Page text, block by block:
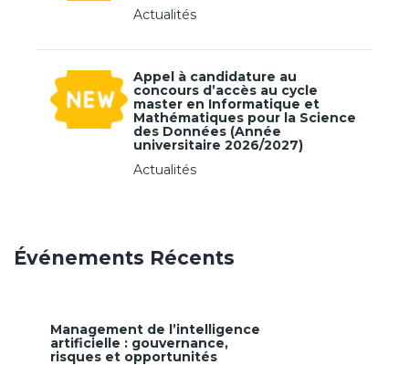
Actualités
Appel à candidature au
concours d’accès au cycle
master en Informatique et
Mathématiques pour la Science
des Données (Année
universitaire 2026/2027)
Actualités
Événements Récents
Management de l’intelligence
artificielle : gouvernance,
risques et opportunités